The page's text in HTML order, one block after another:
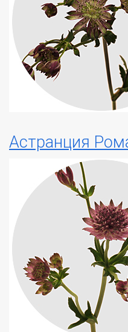
Астранция